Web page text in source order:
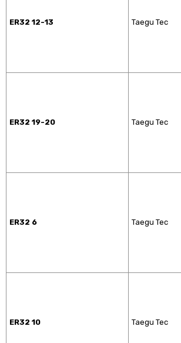
ER32 12-13 Taegu Tec
ER32 19-20 Taegu Tec
ER32 6 Taegu Tec
ER32 10 Taegu Tec